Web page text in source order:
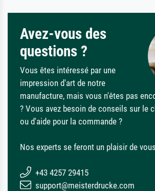
Avez-vous des
questions ?
Vous êtes intéressé par une
impression d'art de notre
manufacture, mais vous n'êtes pas
? Vous avez besoin de conseils sur le
ou d'aide pour la commande ?
Nos experts se feront un plaisir de
+43 4257 29415
support@meisterdrucke.com